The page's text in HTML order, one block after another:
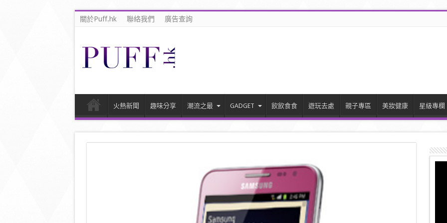
關於Puff.hk 聯絡我們 廣告查詢
火熱新聞 趣味分享 潮流之最 GADGET 飲飲食食 遊玩去處 親子專區 美妝健康 星級專欄